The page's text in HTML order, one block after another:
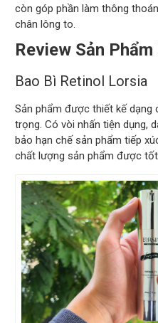
còn góp phần làm thông
chân lông to.
Review Sản
Bao Bì Retinol Lorsia
Sản phẩm được thiết kế dạng
trọng. Có vòi nhấn tiện dụng,
bảo hạn chế sản phẩm tiếp
chất lượng sản phẩm được